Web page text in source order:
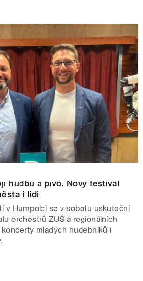
hudbu a pivo. Nový festival
i lidi
v Humpolci se v sobotu uskuteční
orchestrů ZUŠ a regionálních
koncerty mladých hudebníků i